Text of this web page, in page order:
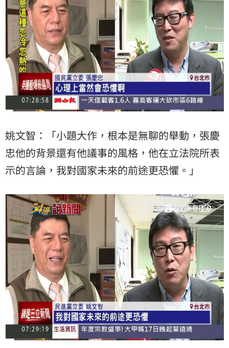
姚文智：「小題大作，根本是無聊的舉動，張慶
忠他的背景還有他議事的風格，他在立法院所表
示的言論，我對國家未來的前途更恐懼。」